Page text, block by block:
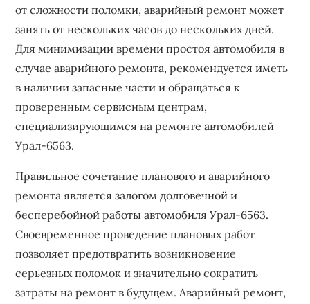
от сложности поломки, аварийный ремонт может
занять от нескольких часов до нескольких дней.
Для минимизации времени простоя автомобиля в
случае аварийного ремонта, рекомендуется иметь
в наличии запасные части и обращаться к
проверенным сервисным центрам,
специализирующимся на ремонте автомобилей
Урал-6563.
Правильное сочетание планового и аварийного
ремонта является залогом долговечной и
бесперебойной работы автомобиля Урал-6563.
Своевременное проведение плановых работ
позволяет предотвратить возникновение
серьезных поломок и значительно сократить
затраты на ремонт в будущем. Аварийный ремонт,